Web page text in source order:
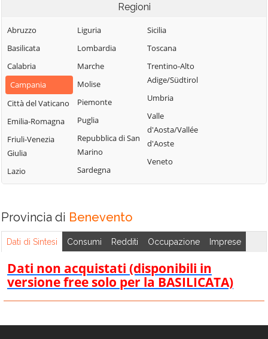
Castelfranco in
Castelpoto
Castelvenere
Val Fortore
Cautano
Colle Sannita
Cusano Mutri
Moiano
Molinara
Montefalcone di
Val Fortore
Montesarchio
Morcone
Paduli
Pago Veiano
Pannarano
Pietraroja
Pietrelcina
San Marco dei
Cavoti
San Nazzaro
San Nicola
San Salvatore
Telesino
Sant'Angelo a
Trimonte
Santa Croce del
Sannio
Sassinoro
Solopaca
Regioni
Abruzzo
Basilicata
Calabria
Campania
Città del Vaticano
Emilia-Romagna
Friuli-Venezia
Giulia
Lazio
Liguria
Lombardia
Marche
Molise
Piemonte
Puglia
Repubblica di San
Marino
Sardegna
Sicilia
Toscana
Trentino-Alto
Adige/Südtirol
Umbria
Valle
d'Aosta/Vallée
d'Aoste
Veneto
Provincia di Benevento
Dati di Sintesi Consumi Redditi Occupazione Imprese
Dati non acquistati (disponibili in
versione free solo per la BASILICATA)